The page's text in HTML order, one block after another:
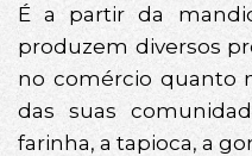
É a partir da
produzem diversos
no comércio quanto
das suas
farinha, a tapioca, a